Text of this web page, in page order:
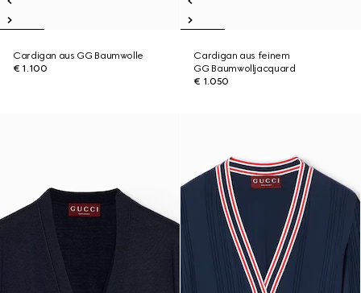
Cardigan aus GG Baumwolle
€ 1.100
Cardigan aus feinem
GG Baumwolljacquard
€ 1.050